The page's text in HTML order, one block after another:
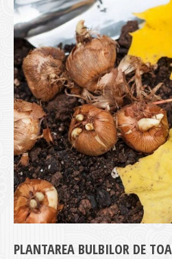
PLANTAREA BULBILOR DE